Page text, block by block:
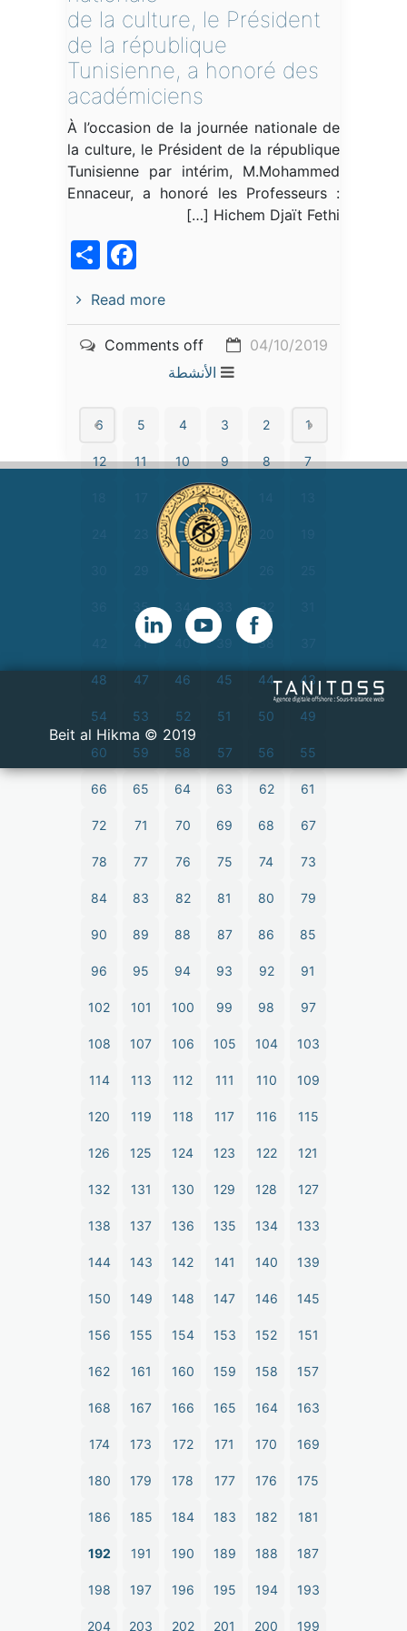
de la culture, le Président
de la république
Tunisienne, a honoré des
académiciens
À l’occasion de la journée nationale de
la culture, le Président de la république
Tunisienne par intérim, M.Mohammed
Ennaceur, a honoré les Professeurs :
Hichem Djaït Fethi […]
Read more
04/10/2019
Comments off
الأنشطة
1
2
3
4
5
6
7
8
9
10
11
12
15
16
21
22
27
28
32
35
38
39
40
41
43
44
45
46
47
48
49
50
51
52
53
54
55
56
57
58
59
60
61
62
63
64
65
66
67
68
69
70
71
72
73
74
75
76
77
78
79
80
81
82
83
84
85
86
87
88
89
90
91
92
93
94
95
96
97
98
99
100
101
102
103
104
105
106
107
108
109
110
111
112
113
114
115
116
117
118
119
120
121
122
123
124
125
126
127
128
129
130
131
132
133
134
135
136
137
138
139
140
141
142
143
144
145
146
147
148
149
150
151
152
153
154
155
156
157
158
159
160
161
162
163
164
165
166
167
168
169
170
171
172
173
174
175
176
177
178
179
180
181
182
183
184
185
186
187
188
189
190
191
192
193
194
195
196
197
198
199
200
201
202
203
204
2019 © Beit al Hikma